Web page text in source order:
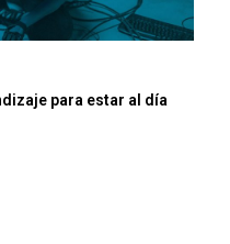
para estar al día